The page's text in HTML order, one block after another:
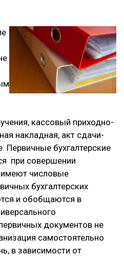
кассовый приходно-
накладная, акт сдачи-
Первичные бухгалтерские
при совершении
числовые
бухгалтерских
и обобщаются в
документов не
самостоятельно
в зависимости от